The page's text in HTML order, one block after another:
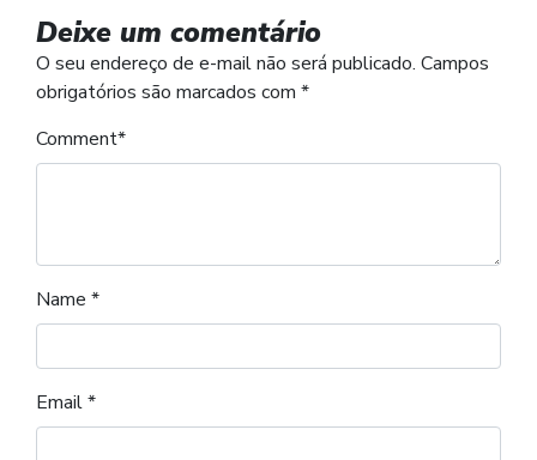
Deixe um comentário
O seu endereço de e-mail não será publicado. Campos
obrigatórios são marcados com *
Comment*
Name *
Email*